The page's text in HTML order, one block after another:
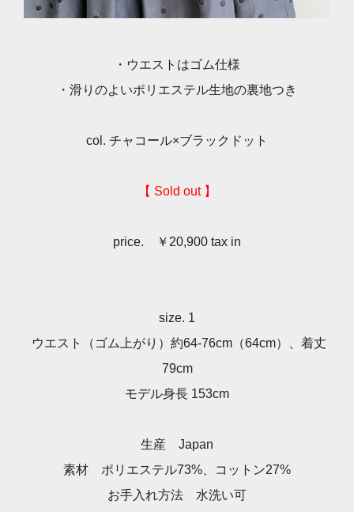
・ウエストはゴム仕様
・滑りのよいポリエステル生地の裏地つき
col. チャコール×ブラックドット
【 Sold out 】
price. ￥20,900 tax in
size. 1
ウエスト（ゴム上がり）約64-76cm（64cm）、着丈
79cm
モデル身長 153cm
生産 Japan
素材 ポリエステル73%、コットン27%
お手入れ方法 水洗い可